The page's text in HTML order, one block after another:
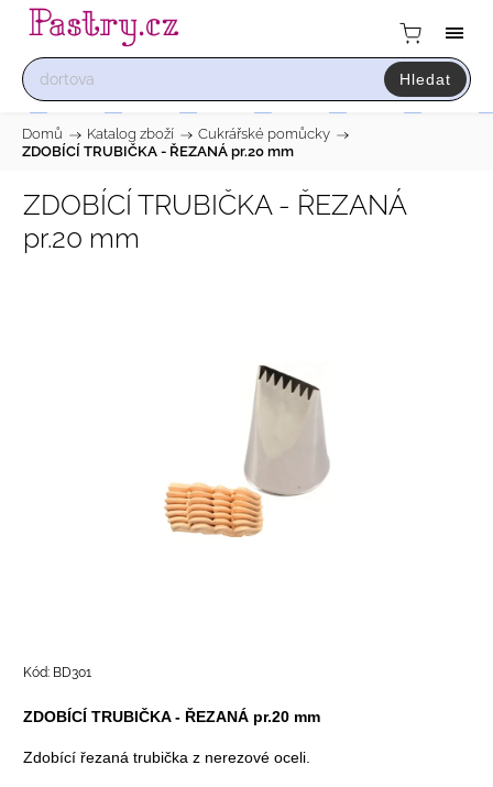
Hledat
Domů / Katalog zboží / Cukrářské pomůcky /
ZDOBÍCÍ TRUBIČKA - ŘEZANÁ pr.20 mm
ZDOBÍCÍ TRUBIČKA - ŘEZANÁ
pr.20 mm
Kód: BD301
ZDOBÍCÍ TRUBIČKA - ŘEZANÁ pr.20 mm
Zdobící řezaná trubička z nerezové oceli.